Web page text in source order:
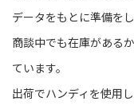
データをもとに準備をし
商談中でも在庫がある
ています。
出荷でハンディを使用